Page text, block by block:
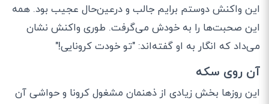
این واکنش دوستم برایم جالب و درعینحال عجیب بود. همه
این صحبتها را به خودش میگرفت. طوری واکنش نشان
میداد که انگار به او گفتهاند: "تو خودت کرونایی!"
آن روی سکه
این روزها بخش زیادی از ذهنمان مشغول کرونا و حواشی آن